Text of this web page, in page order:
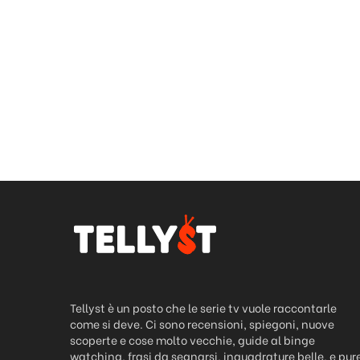
Tellyst è un posto che le serie tv vuole raccontarle
come si deve. Ci sono recensioni, spiegoni, nuove
scoperte e cose molto vecchie, guide al binge
watching, frasi da segnarsi, inquadrature belle, e